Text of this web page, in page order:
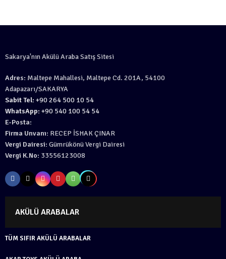
Sakarya'nın Akülü Araba Satış Sitesi
Adres: Maltepe Mahallesi, Maltepe Cd. 201A, 54100
Adapazarı/SAKARYA
Sabit Tel: +90 264 500 10 54
WhatsApp: +90 540 100 54 54
E-Posta:
Firma Unvanı: RECEP İSHAK ÇINAR
Vergi Dairesi: Gümrükönü Vergi Dairesi
Vergi K.No: 33556123008
AKÜLÜ ARABALAR
TÜM SIFIR AKÜLÜ ARABALAR